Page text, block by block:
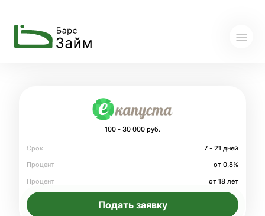
100 - 30 000 руб.
Срок
7 - 21 дней
Процент
от 0,8%
Процент
от 18 лет
Подать заявку